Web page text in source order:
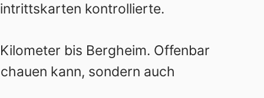
kontrollierte.
bis Bergheim. Offenbar
kann, sondern auch